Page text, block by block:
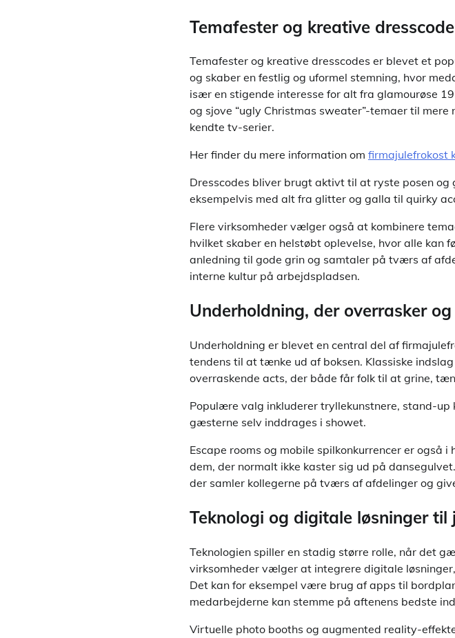
Temafester og kreative
Temafester og kreative dresscodes er blevet et
og skaber en festlig og uformel stemning, hvor
især en stigende interesse for alt fra glamourøse
og sjove “ugly Christmas sweater”-temaer til
kendte tv-serier.
Her finder du mere information om firmajulefrokost
Dresscodes bliver brugt aktivt til at ryste posen
eksempelvis med alt fra glitter og galla til quirky
Flere virksomheder vælger også at kombinere
hvilket skaber en helstøbt oplevelse, hvor alle kan
anledning til gode grin og samtaler på tværs af
interne kultur på arbejdspladsen.
Underholdning, der overrasker
Underholdning er blevet en central del af
tendens til at tænke ud af boksen. Klassiske
overraskende acts, der både får folk til at grine,
Populære valg inkluderer tryllekunstnere, stand-
gæsterne selv inddrages i showet.
Escape rooms og mobile spilkonkurrencer er også
dem, der normalt ikke kaster sig ud på
der samler kollegerne på tværs af afdelinger og
Teknologi og digitale løsninger til
Teknologien spiller en stadig større rolle, når det
virksomheder vælger at integrere digitale
Det kan for eksempel være brug af apps til
medarbejderne kan stemme på aftenens bedste
Virtuelle photo booths og augmented reality-